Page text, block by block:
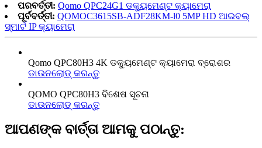
ପରବର୍ତ୍ତୀ: Qomo QPC24G1 ଡକ୍ୟୁମେଣ୍ଟ କ୍ୟାମେରା
ପୂର୍ବବର୍ତ୍ତୀ: QOMOC3615SB-ADF28KM-l0 5MP HD ଆଇବଲ୍
ସ୍ମାର୍ଟ IP କ୍ୟାମେରା
Qomo QPC80H3 4K ଡକ୍ୟୁମେଣ୍ଟ କ୍ୟାମେରା ବ୍ରୋଶର
ଡାଉନଲୋଡ୍‌ କରନ୍ତୁ
QOMO QPC80H3 ବିଶେଷ ସୂଚନା
ଡାଉନଲୋଡ୍‌ କରନ୍ତୁ
ଆପଣଙ୍କ ବାର୍ତ୍ତା ଆମକୁ ପଠାନ୍ତୁ: